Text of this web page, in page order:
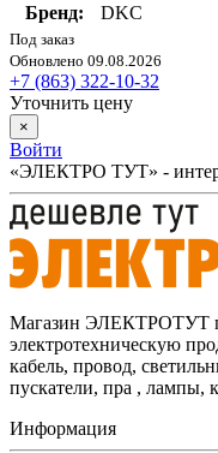
Бренд:
DKC
Под заказ
Обновлено 09.08.2026
+7 (863) 322-10-32
Уточнить цену
×
Войти
«ЭЛЕКТРО ТУТ» -
Магазин ЭЛЕКТРОТУТ
электротехническую
кабель, провод,
пускатели, пра , лампы,
Информация